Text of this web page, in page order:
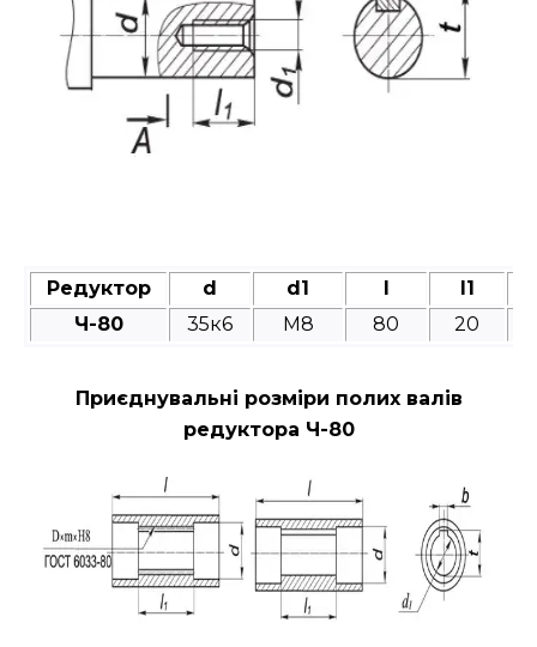
Редуктор d d1 l l1
Ч-80
35к6 M8 80 20
Приєднувальні розміри полих валів
редуктора Ч-80